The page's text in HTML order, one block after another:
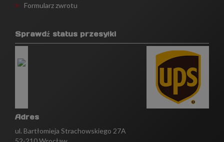
Formularz zwrotu
Sprawdź status przesyłki
Adres
ul. Bartłomieja Strachowskiego 27A